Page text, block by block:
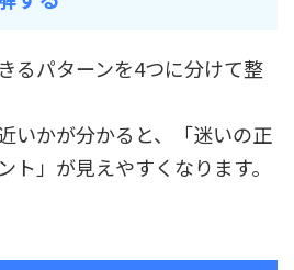
るパターンを4つに分けて整
いかが分かると、「迷いの正
ト」が見えやすくなります。